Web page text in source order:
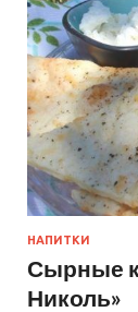
НАПИТКИ
Сырные
Николь»